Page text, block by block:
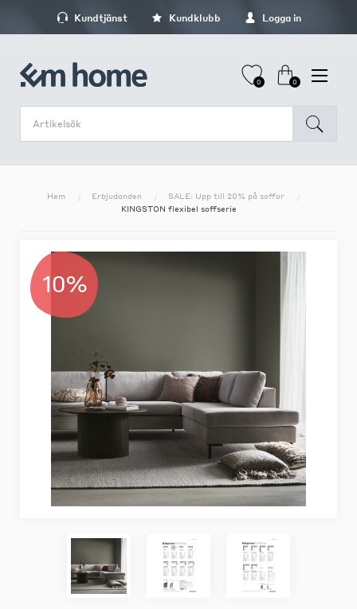
Kundtjänst Kundklubb Logga in
0 0
Hem Erbjudanden
SALE: Upp till 20% på soffor
KINGSTON flexibel soffserie
10%